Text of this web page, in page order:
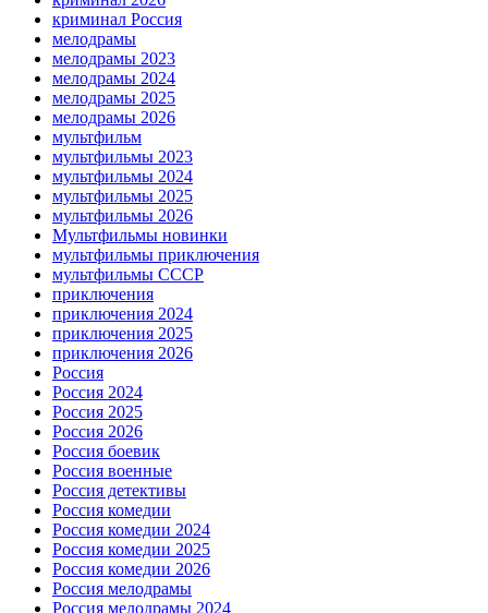
криминал Россия
мелодрамы
мелодрамы 2023
мелодрамы 2024
мелодрамы 2025
мелодрамы 2026
мультфильм
мультфильмы 2023
мультфильмы 2024
мультфильмы 2025
мультфильмы 2026
Мультфильмы новинки
мультфильмы приключения
мультфильмы СССР
приключения
приключения 2024
приключения 2025
приключения 2026
Россия
Россия 2024
Россия 2025
Россия 2026
Россия боевик
Россия военные
Россия детективы
Россия комедии
Россия комедии 2024
Россия комедии 2025
Россия комедии 2026
Россия мелодрамы
Россия мелодрамы 2024